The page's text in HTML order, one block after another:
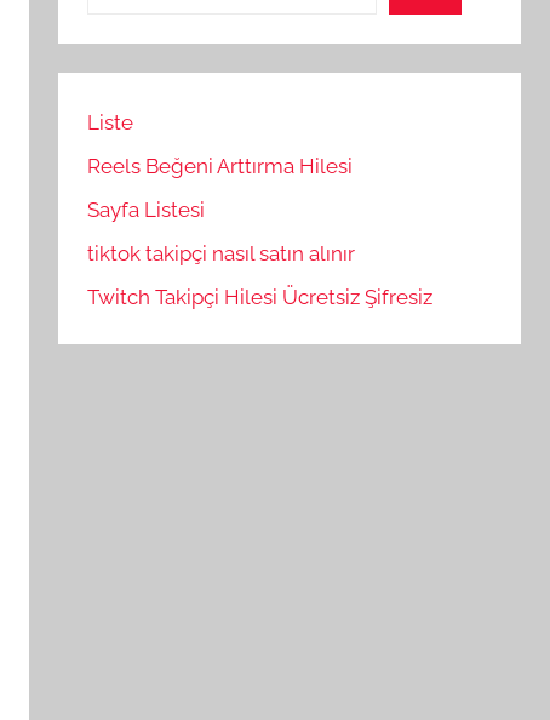
Liste
Reels Beğeni Arttırma Hilesi
Sayfa Listesi
tiktok takipçi nasıl satın alınır
Twitch Takipçi Hilesi Ücretsiz Şifresiz